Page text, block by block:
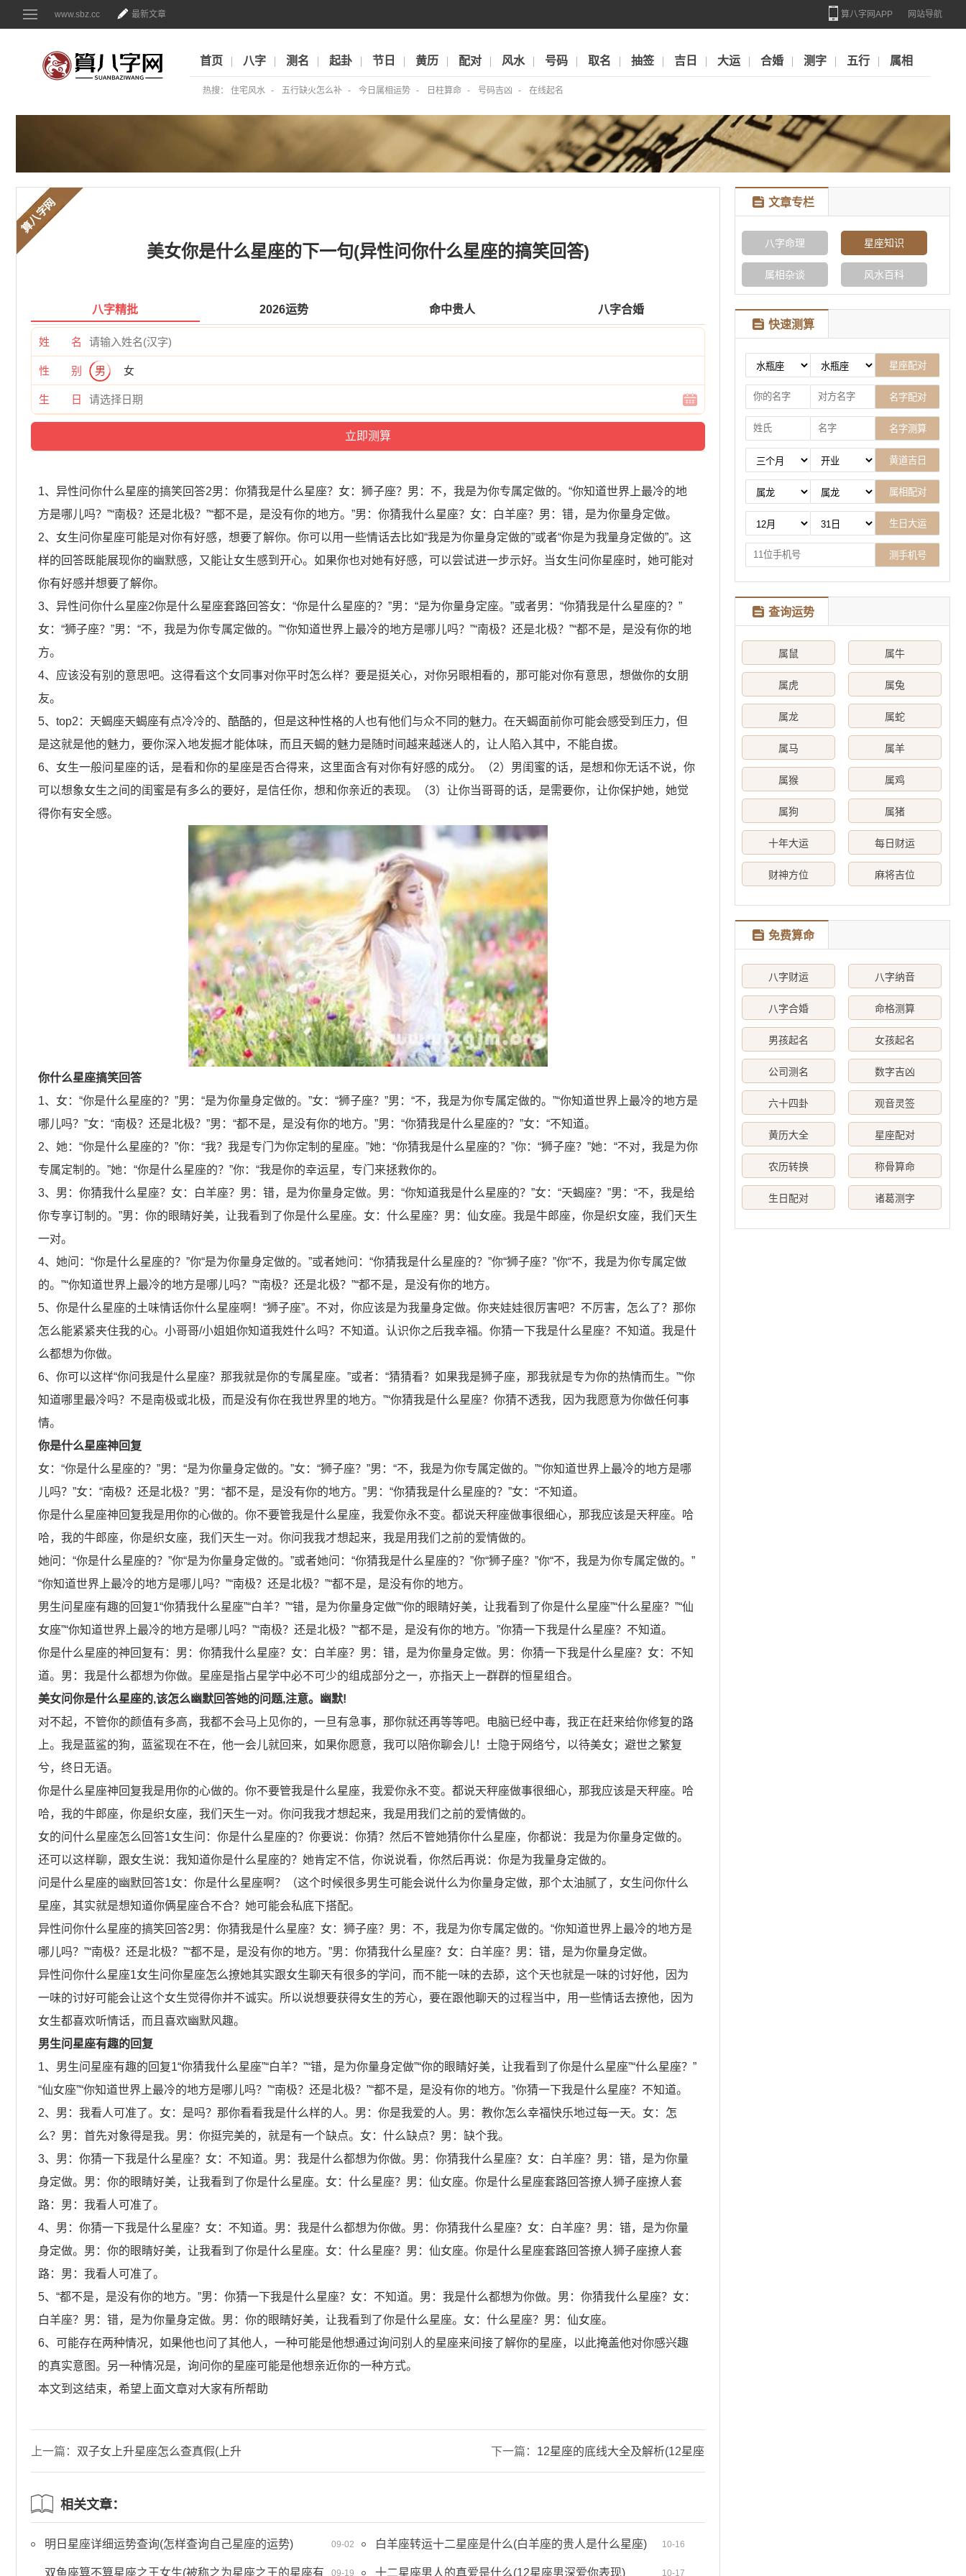
www.sbz.cc 最新文章 算八字网APP 网站导航
首页 八字 测名 起卦 节日 黄历 配对 风水 号码 取名 抽签 吉日 大运 合婚 测字 五行 属相
热搜： 住宅风水 五行缺火怎么补 今日属相运势 日柱算命 号码吉凶 在线起名
算八字网
美女你是什么星座的下一句(异性问你什么星座的搞笑回答)
八字精批 2026运势 命中贵人 八字合婚
姓 名
性 别 男 女
生 日
1、异性问你什么星座的搞笑回答2男：你猜我是什么星座？女：狮子座？男：不，我是为你专属定做的。“你知道世界上最冷的地
方是哪儿吗？”“南极？还是北极？”“都不是，是没有你的地方。”男：你猜我什么星座？女：白羊座？男：错，是为你量身定做。
2、女生问你星座可能是对你有好感，想要了解你。你可以用一些情话去比如“我是为你量身定做的”或者“你是为我量身定做的”。这
样的回答既能展现你的幽默感，又能让女生感到开心。如果你也对她有好感，可以尝试进一步示好。当女生问你星座时，她可能对
你有好感并想要了解你。
3、异性问你什么星座2你是什么星座套路回答女：“你是什么星座的？”男：“是为你量身定座。”或者男：“你猜我是什么星座的？”
女：“狮子座？”男：“不，我是为你专属定做的。”“你知道世界上最冷的地方是哪儿吗？”“南极？还是北极？”“都不是，是没有你的地
方。
4、应该没有别的意思吧。这得看这个女同事对你平时怎么样？要是挺关心，对你另眼相看的，那可能对你有意思，想做你的女朋
友。
5、top2：天蝎座天蝎座有点冷冷的、酷酷的，但是这种性格的人也有他们与众不同的魅力。在天蝎面前你可能会感受到压力，但
是这就是他的魅力，要你深入地发掘才能体味，而且天蝎的魅力是随时间越来越迷人的，让人陷入其中，不能自拔。
6、女生一般问星座的话，是看和你的星座是否合得来，这里面含有对你有好感的成分。（2）男闺蜜的话，是想和你无话不说，你
可以想象女生之间的闺蜜是有多么的要好，是信任你，想和你亲近的表现。（3）让你当哥哥的话，是需要你，让你保护她，她觉
得你有安全感。
你什么星座搞笑回答
1、女：“你是什么星座的？”男：“是为你量身定做的。”女：“狮子座？”男：“不，我是为你专属定做的。”“你知道世界上最冷的地方是
哪儿吗？”女：“南极？还是北极？”男：“都不是，是没有你的地方。”男：“你猜我是什么星座的？”女：“不知道。
2、她：“你是什么星座的？”你：“我？我是专门为你定制的星座。”她：“你猜我是什么星座的？”你：“狮子座？”她：“不对，我是为你
专属定制的。”她：“你是什么星座的？”你：“我是你的幸运星，专门来拯救你的。
3、男：你猜我什么星座？女：白羊座？男：错，是为你量身定做。男：“你知道我是什么星座的？”女：“天蝎座？”男：“不，我是给
你专享订制的。”男：你的眼睛好美，让我看到了你是什么星座。女：什么星座？男：仙女座。我是牛郎座，你是织女座，我们天生
一对。
4、她问：“你是什么星座的？”你“是为你量身定做的。”或者她问：“你猜我是什么星座的？”你“狮子座？”你“不，我是为你专属定做
的。”“你知道世界上最冷的地方是哪儿吗？”“南极？还是北极？”“都不是，是没有你的地方。
5、你是什么星座的土味情话你什么星座啊！“狮子座”。不对，你应该是为我量身定做。你夹娃娃很厉害吧？不厉害，怎么了？那你
怎么能紧紧夹住我的心。小哥哥/小姐姐你知道我姓什么吗？不知道。认识你之后我幸福。你猜一下我是什么星座？不知道。我是什
么都想为你做。
6、你可以这样“你问我是什么星座？那我就是你的专属星座。”或者：“猜猜看？如果我是狮子座，那我就是专为你的热情而生。”“你
知道哪里最冷吗？不是南极或北极，而是没有你在我世界里的地方。”“你猜我是什么星座？你猜不透我，因为我愿意为你做任何事
情。
你是什么星座神回复
女：“你是什么星座的？”男：“是为你量身定做的。”女：“狮子座？”男：“不，我是为你专属定做的。”“你知道世界上最冷的地方是哪
儿吗？”女：“南极？还是北极？”男：“都不是，是没有你的地方。”男：“你猜我是什么星座的？”女：“不知道。
你是什么星座神回复我是用你的心做的。你不要管我是什么星座，我爱你永不变。都说天秤座做事很细心，那我应该是天秤座。哈
哈，我的牛郎座，你是织女座，我们天生一对。你问我我才想起来，我是用我们之前的爱情做的。
她问：“你是什么星座的？”你“是为你量身定做的。”或者她问：“你猜我是什么星座的？”你“狮子座？”你“不，我是为你专属定做的。”
“你知道世界上最冷的地方是哪儿吗？”“南极？还是北极？”“都不是，是没有你的地方。
男生问星座有趣的回复1“你猜我什么星座”“白羊？”“错，是为你量身定做”“你的眼睛好美，让我看到了你是什么星座”“什么星座？”“仙
女座”“你知道世界上最冷的地方是哪儿吗？”“南极？还是北极？”“都不是，是没有你的地方。”你猜一下我是什么星座？不知道。
你是什么星座的神回复有：男：你猜我什么星座？女：白羊座？男：错，是为你量身定做。男：你猜一下我是什么星座？女：不知
道。男：我是什么都想为你做。星座是指占星学中必不可少的组成部分之一，亦指天上一群群的恒星组合。
美女问你是什么星座的,该怎么幽默回答她的问题,注意。幽默!
对不起，不管你的颜值有多高，我都不会马上见你的，一旦有急事，那你就还再等等吧。电脑已经中毒，我正在赶来给你修复的路
上。我是蓝鲨的狗，蓝鲨现在不在，他一会儿就回来，如果你愿意，我可以陪你聊会儿！士隐于网络兮，以待美女；避世之繁复
兮，终日无语。
你是什么星座神回复我是用你的心做的。你不要管我是什么星座，我爱你永不变。都说天秤座做事很细心，那我应该是天秤座。哈
哈，我的牛郎座，你是织女座，我们天生一对。你问我我才想起来，我是用我们之前的爱情做的。
女的问什么星座怎么回答1女生问：你是什么星座的？你要说：你猜？然后不管她猜你什么星座，你都说：我是为你量身定做的。
还可以这样聊，跟女生说：我知道你是什么星座的？她肯定不信，你说说看，你然后再说：你是为我量身定做的。
问是什么星座的幽默回答1女：你是什么星座啊？（这个时候很多男生可能会说什么为你量身定做，那个太油腻了，女生问你什么
星座，其实就是想知道你俩星座合不合？她可能会私底下搭配。
异性问你什么星座的搞笑回答2男：你猜我是什么星座？女：狮子座？男：不，我是为你专属定做的。“你知道世界上最冷的地方是
哪儿吗？”“南极？还是北极？”“都不是，是没有你的地方。”男：你猜我什么星座？女：白羊座？男：错，是为你量身定做。
异性问你什么星座1女生问你星座怎么撩她其实跟女生聊天有很多的学问，而不能一味的去舔，这个天也就是一味的讨好他，因为
一味的讨好可能会让这个女生觉得你并不诚实。所以说想要获得女生的芳心，要在跟他聊天的过程当中，用一些情话去撩他，因为
女生都喜欢听情话，而且喜欢幽默风趣。
男生问星座有趣的回复
1、男生问星座有趣的回复1“你猜我什么星座”“白羊？”“错，是为你量身定做”“你的眼睛好美，让我看到了你是什么星座”“什么星座？”
“仙女座”“你知道世界上最冷的地方是哪儿吗？”“南极？还是北极？”“都不是，是没有你的地方。”你猜一下我是什么星座？不知道。
2、男：我看人可准了。女：是吗？那你看看我是什么样的人。男：你是我爱的人。男：教你怎么幸福快乐地过每一天。女：怎
么？男：首先对象得是我。男：你挺完美的，就是有一个缺点。女：什么缺点？男：缺个我。
3、男：你猜一下我是什么星座？女：不知道。男：我是什么都想为你做。男：你猜我什么星座？女：白羊座？男：错，是为你量
身定做。男：你的眼睛好美，让我看到了你是什么星座。女：什么星座？男：仙女座。你是什么星座套路回答撩人狮子座撩人套
路：男：我看人可准了。
4、男：你猜一下我是什么星座？女：不知道。男：我是什么都想为你做。男：你猜我什么星座？女：白羊座？男：错，是为你量
身定做。男：你的眼睛好美，让我看到了你是什么星座。女：什么星座？男：仙女座。你是什么星座套路回答撩人狮子座撩人套
路：男：我看人可准了。
5、“都不是，是没有你的地方。”男：你猜一下我是什么星座？女：不知道。男：我是什么都想为你做。男：你猜我什么星座？女：
白羊座？男：错，是为你量身定做。男：你的眼睛好美，让我看到了你是什么星座。女：什么星座？男：仙女座。
6、可能存在两种情况，如果他也问了其他人，一种可能是他想通过询问别人的星座来间接了解你的星座，以此掩盖他对你感兴趣
的真实意图。另一种情况是，询问你的星座可能是他想亲近你的一种方式。
本文到这结束，希望上面文章对大家有所帮助
上一篇： 双子女上升星座怎么查真假(上升
星座简易查询表)
下一篇： 12星座的底线大全及解析(12星座
相关文章：
明日星座详细运势查询(怎样查询自己星座的运势) 09-02 白羊座转运十二星座是什么(白羊座的贵人是什么星座) 10-16
双鱼座算不算星座之王女生(被称之为星座之王的星座有 09-19 十二星座男人的真爱是什么(12星座男深爱你表现) 10-17
文章专栏
八字命理 星座知识
属相杂谈 风水百科
快速测算
查询运势
属鼠 属牛
属虎 属兔
属龙 属蛇
属马 属羊
属猴 属鸡
属狗 属猪
十年大运 每日财运
财神方位 麻将吉位
免费算命
八字财运 八字纳音
八字合婚 命格测算
男孩起名 女孩起名
公司测名 数字吉凶
六十四卦 观音灵签
黄历大全 星座配对
农历转换 称骨算命
生日配对 诸葛测字